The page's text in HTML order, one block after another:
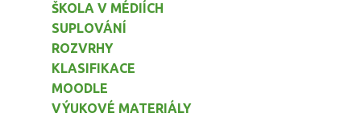
ŠKOLA V MÉDIÍCH
SUPLOVÁNÍ
ROZVRHY
KLASIFIKACE
MOODLE
VÝUKOVÉ MATERIÁLY